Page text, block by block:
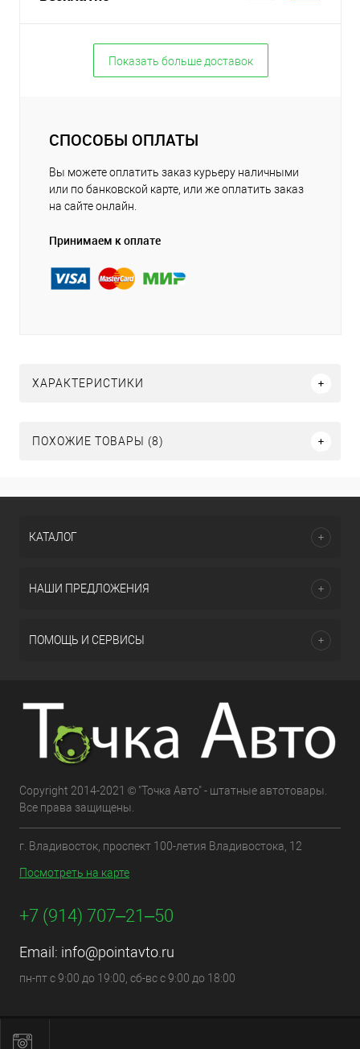
Показать больше доставок
СПОСОБЫ ОПЛАТЫ
Вы можете оплатить заказ курьеру наличными
или по банковской карте, или же оплатить заказ
на сайте онлайн.
Принимаем к оплате
ХАРАКТЕРИСТИКИ
ПОХОЖИЕ ТОВАРЫ (8)
КАТАЛОГ
НАШИ ПРЕДЛОЖЕНИЯ
ПОМОЩЬ И СЕРВИСЫ
Copyright 2014-2021 © "Точка Авто" - штатные автотовары.
Все права защищены.
г. Владивосток, проспект 100-летия Владивостока, 12
Посмотреть на карте
+7 (914) 707‒21‒50
Email: info@pointavto.ru
пн-пт с 9:00 до 19:00, сб-вс с 9:00 до 18:00